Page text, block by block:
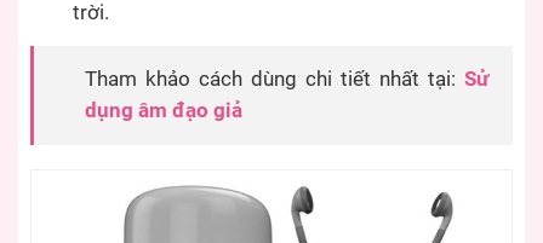
trời.
Tham khảo cách dùng chi tiết nhất tại: Sử
dụng âm đạo giả